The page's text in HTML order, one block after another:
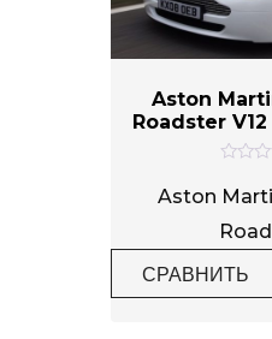
Категории
Метки товаров
Aston
Roadster
ц
е
н
к
а
0
и
з
Aston
СРАВНИТЬ